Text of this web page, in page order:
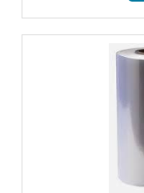
se a ela
EMBALAGEM
se a utilização
para
alimentícios,
demais opções.